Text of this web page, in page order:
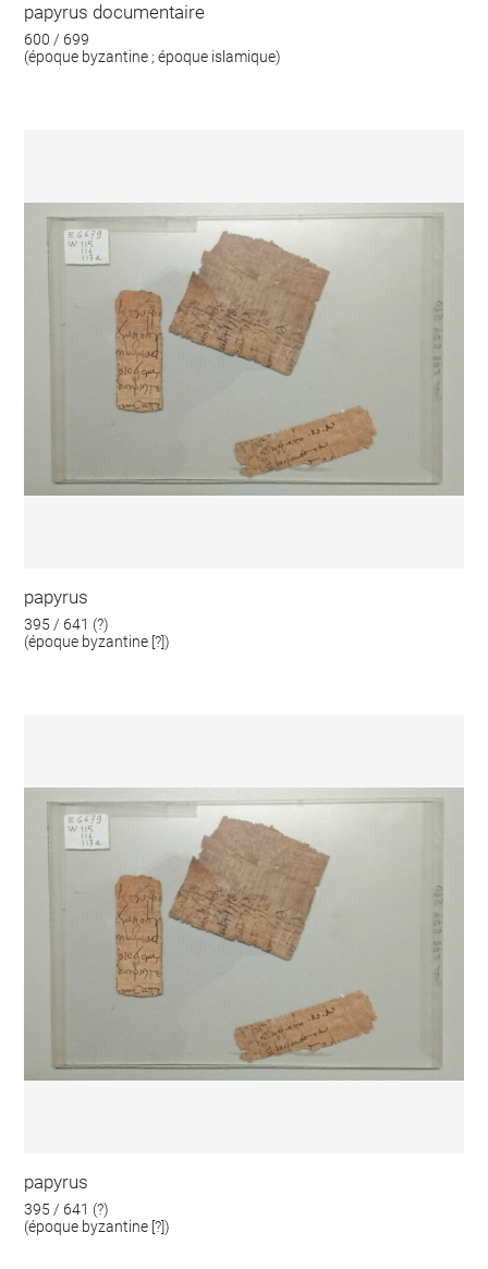
papyrus documentaire
600 / 699
(époque byzantine ; époque islamique)
papyrus
395 / 641 (?)
(époque byzantine [?])
papyrus
395 / 641 (?)
(époque byzantine [?])